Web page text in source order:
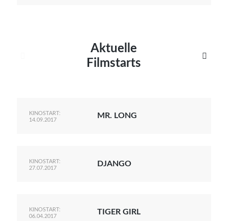
Aktuelle
Filmstarts

KINOSTART:
14.09.2017
MR. LONG
KINOSTART:
27.07.2017
DJANGO
KINOSTART:
06.04.2017
TIGER GIRL